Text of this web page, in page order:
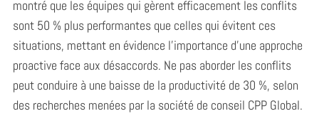
montré que les équipes qui gèrent efficacement les conflits
sont 50 % plus performantes que celles qui évitent ces
situations, mettant en évidence l’importance d’une approche
proactive face aux désaccords. Ne pas aborder les conflits
peut conduire à une baisse de la productivité de 30 %, selon
des recherches menées par la société de conseil CPP Global.